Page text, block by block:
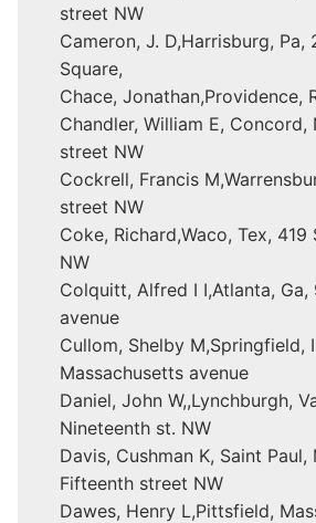
street NW
Cameron, J. D,Harrisburg, Pa,
Square,
Chace, Jonathan,Providence,
Chandler, William E, Concord,
street NW
Cockrell, Francis
street NW
Coke, Richard,Waco, Tex,
NW
Colquitt, Alfred I I,Atlanta,
avenue
Cullom, Shelby M,Springfield,
Massachusetts avenue
Daniel, John W,,Lynchburgh,
Nineteenth st. NW
Davis, Cushman K, Saint Paul,
Fifteenth street NW
Dawes, Henry L,Pittsfield,